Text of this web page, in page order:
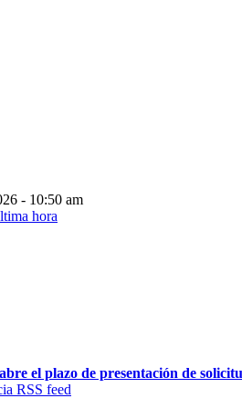
- 10:50 am
el plazo de presentación de